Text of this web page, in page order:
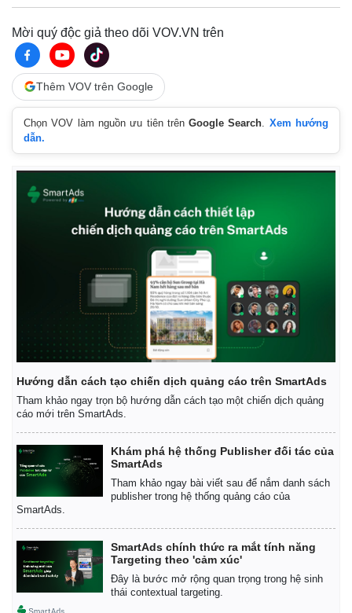
Mời quý độc giả theo dõi VOV.VN trên
Thêm VOV trên Google
Chọn VOV làm nguồn ưu tiên trênGoogle Search
Xem hướng
dẫn.
Hướng dẫn cách tạo chiến dịch quảng cáo trên SmartAds
Tham khảo ngay trọn bộ hướng dẫn cách tạo một chiến dịch quảng
cáo mới trên SmartAds.
Khám phá hệ thống Publisher đối tác của
SmartAds
Tham khảo ngay bài viết sau để nắm danh sách
publisher trong hệ thống quảng cáo của
SmartAds.
SmartAds chính thức ra mắt tính năng
Targeting theo 'cảm xúc'
Đây là bước mở rộng quan trọng trong hệ sinh
thái contextual targeting.